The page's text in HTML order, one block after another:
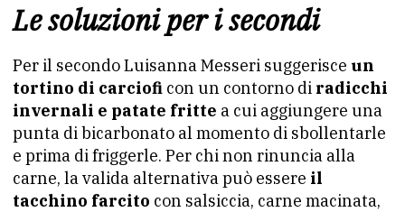
Le soluzioni per i secondi
Per il secondo Luisanna Messeri suggerisce un
tortino di carciofi con un contorno di radicchi
invernali e patate fritte a cui aggiungere una
punta di bicarbonato al momento di sbollentarle
e prima di friggerle. Per chi non rinuncia alla
carne, la valida alternativa può essere il
tacchino farcito con salsiccia, carne macinata,